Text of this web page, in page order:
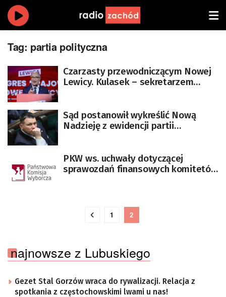
Tag: partia polityczna
Czarzasty przewodniczącym Nowej
Lewicy. Kulasek – sekretarzem
Sąd postanowił wykreślić Nową
Nadzieję z ewidencji partii
PKW ws. uchwały dotyczącej
sprawozdań finansowych komitetów
1 2
najnowsze z Lubuskiego
Gezet Stal Gorzów wraca do rywalizacji. Relacja z
spotkania z częstochowskimi lwami u nas!